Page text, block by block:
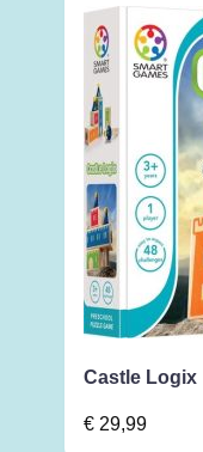
Castle Logix
€ 29,99